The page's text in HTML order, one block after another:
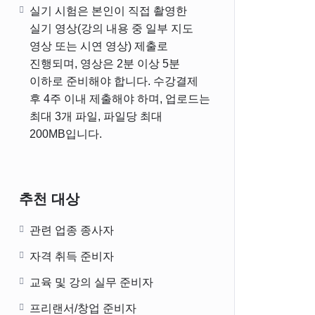
실기 시험은 본인이 직접 촬영한
실기 영상(강의 내용 중 일부 지도
영상 또는 시연 영상) 제출로
진행되며, 영상은 2분 이상 5분
이하로 준비해야 합니다. 수강결제
후 4주 이내 제출해야 하며, 업로드는
최대 3개 파일, 파일당 최대
200MB입니다.
추천 대상
관련 업종 종사자
자격 취득 준비자
교육 및 강의 실무 준비자
프리랜서/창업 준비자